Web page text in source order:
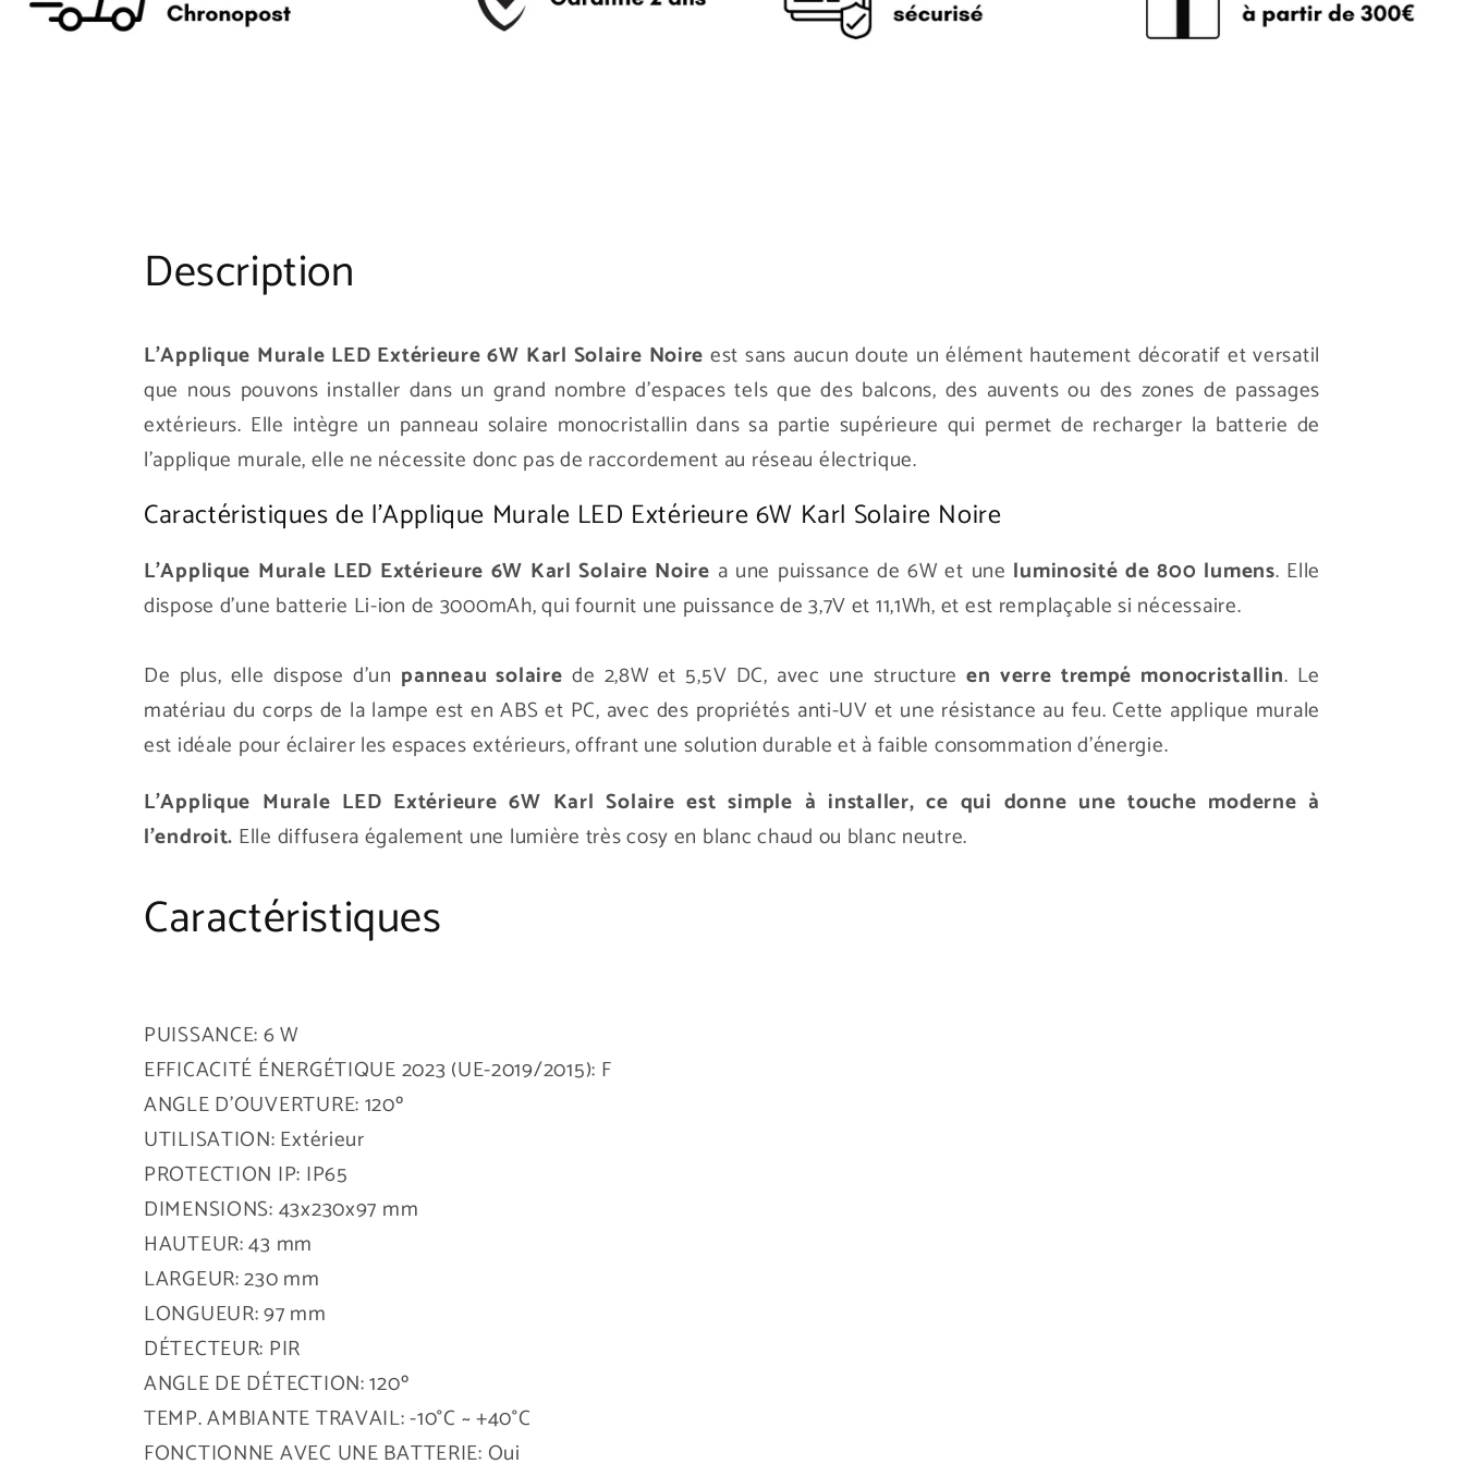
Description
L'Applique Murale LED Extérieure 6W Karl Solaire Noireest sans aucun doute un élément hautement décoratif et versatil
que nous pouvons installer dans un grand nombre d'espaces tels que des balcons, des auvents ou des zones de passages
extérieurs. Elle intègre un panneau solaire monocristallin dans sa partie supérieure qui permet de recharger la batterie de
l'applique murale, elle ne nécessite donc pas de raccordement au réseau électrique.
Caractéristiques de l'Applique Murale LED Extérieure 6W Karl Solaire Noire
L'Applique Murale LED Extérieure 6W Karl Solaire Noire a une puissance de 6W et une luminosité de 800 lumens. Elle
dispose d'une batterie Li-ion de 3000mAh, qui fournit une puissance de 3,7V et 11,1Wh, et est remplaçable si nécessaire.
De plus, elle dispose d'un panneau solaire de 2,8W et 5,5V DC, avec une structure en verre trempé monocristallin. Le
matériau du corps de la lampe est en ABS et PC, avec des propriétés anti-UV et une résistance au feu. Cette applique murale
est idéale pour éclairer les espaces extérieurs, offrant une solution durable et à faible consommation d'énergie.
L'Applique Murale LED Extérieure 6W Karl Solaire est simple à installer, ce qui donne une touche moderne à
l'endroit. Elle diffusera également une lumière très cosy en blanc chaud ou blanc neutre.
Caractéristiques
PUISSANCE: 6 W
EFFICACITÉ ÉNERGÉTIQUE 2023 (UE-2019/2015): F
ANGLE D'OUVERTURE: 120º
UTILISATION: Extérieur
PROTECTION IP: IP65
DIMENSIONS: 43x230x97 mm
HAUTEUR: 43 mm
LARGEUR: 230 mm
LONGUEUR: 97 mm
DÉTECTEUR: PIR
ANGLE DE DÉTECTION: 120º
TEMP. AMBIANTE TRAVAIL: -10°C ~ +40°C
FONCTIONNE AVEC UNE BATTERIE: Oui